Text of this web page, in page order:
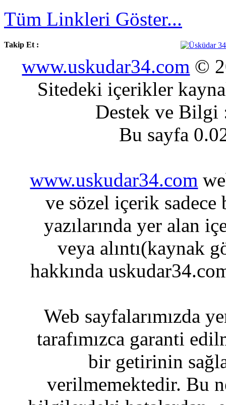
Tüm Linkleri Göster...
Takip Et :
www.uskudar34.com ©
Sitedeki içerikler
Destek ve
Bu sayfa
www.uskudar34.com
ve sözel içerik sadece
yazılarında yer alan
veya alıntı(kaynak
hakkında
Web sayfalarımızda
tarafımızca garanti
bir getirinin
verilmemektedir. Bu